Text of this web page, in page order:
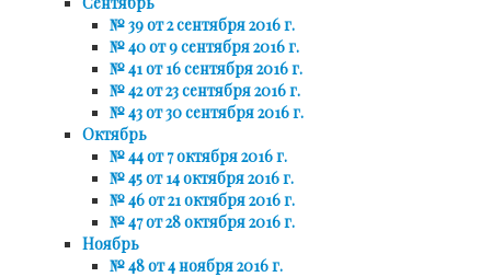
№ 39 от 2 сентября 2016 г.
№ 40 от 9 сентября 2016 г.
№ 41 от 16 сентября 2016 г.
№ 42 от 23 сентября 2016 г.
№ 43 от 30 сентября 2016 г.
Октябрь
№ 44 от 7 октября 2016 г.
№ 45 от 14 октября 2016 г.
№ 46 от 21 октября 2016 г.
№ 47 от 28 октября 2016 г.
Ноябрь
№ 48 от 4 ноября 2016 г.